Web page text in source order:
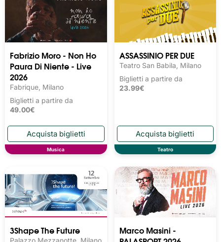
Fabrizio Moro - Non Ho
Paura Di Niente - Live
2026
Fabrique, Milano
Biglietti a partire da
49.00€
Musica
ASSASSINIO PER DUE
Teatro San Babila, Milano
Biglietti a partire da
23.99€
Teatro
3Shape The Future
Palazzo Mezzanotte, Milano
Marco Masini -